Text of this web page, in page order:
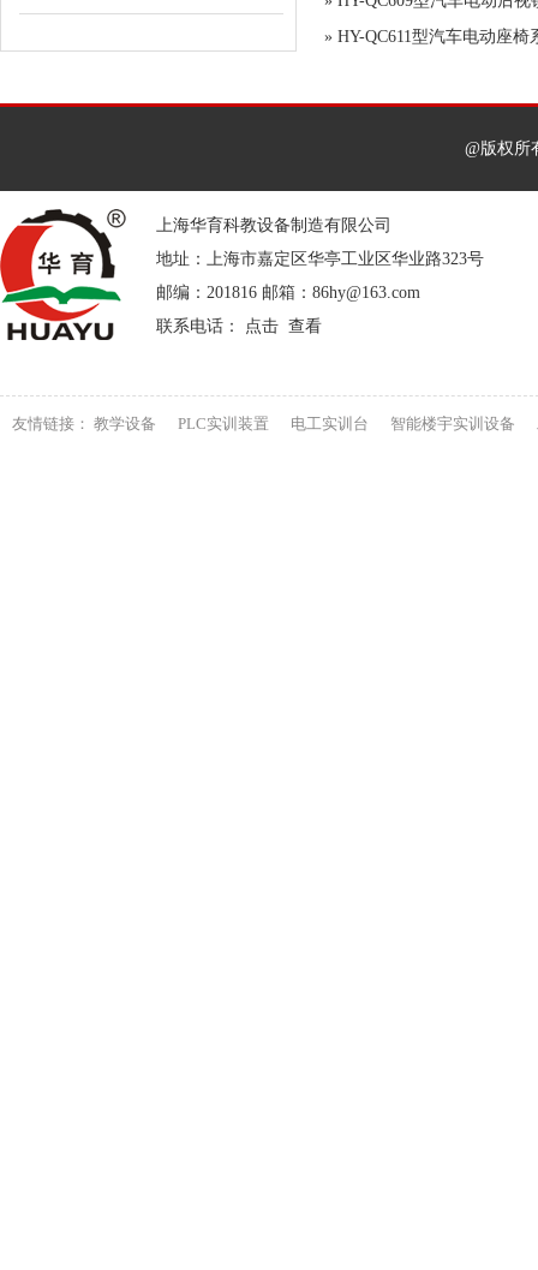
» HY-QC611型汽车电动座椅
@版权
上海华育科教设备制造有限公司
地址：上海市嘉定区华亭工业区华业路323号
邮编：201816 邮箱：86hy@163.com
联系电话： 点击 查看
友情链接： 教学设备 PLC实训装置 电工实训台 智能楼宇实训设备